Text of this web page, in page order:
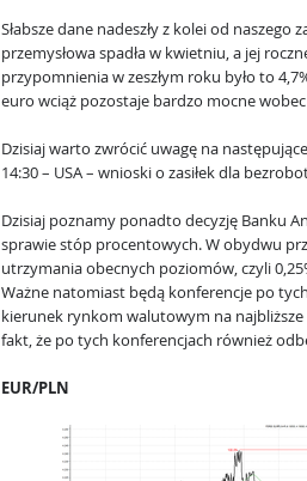
Słabsze dane nadeszły z kolei od naszego
przemysłowa spadła w kwietniu, a jej
przypomnienia w zeszłym roku było to
euro wciąż pozostaje bardzo mocne
Dzisiaj warto zwrócić uwagę na
14:30 – USA – wnioski o zasiłek dla
Dzisiaj poznamy ponadto decyzję Banku
sprawie stóp procentowych. W obydwu
utrzymania obecnych poziomów, czyli
Ważne natomiast będą konferencje po
kierunek rynkom walutowym na
fakt, że po tych konferencjach również
EUR/PLN